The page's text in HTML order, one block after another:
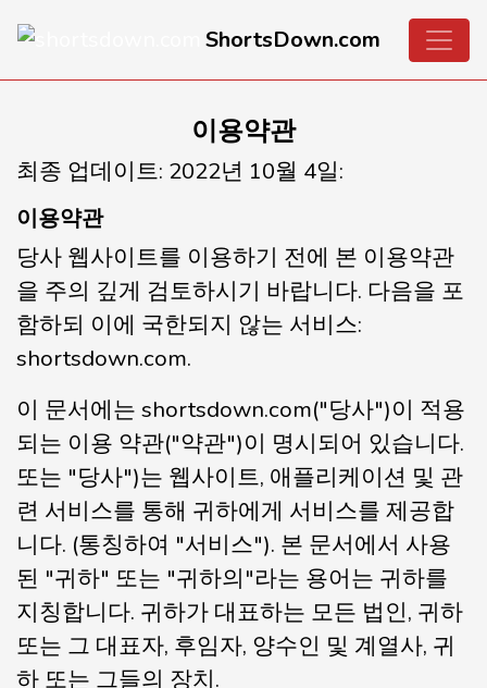
ShortsDown.com
이용약관
최종 업데이트: 2022년 10월 4일:
이용약관
당사 웹사이트를 이용하기 전에 본 이용약관
을 주의 깊게 검토하시기 바랍니다. 다음을 포
함하되 이에 국한되지 않는 서비스:
shortsdown.com.
이 문서에는 shortsdown.com("당사")이 적용
되는 이용 약관("약관")이 명시되어 있습니다.
또는 "당사")는 웹사이트, 애플리케이션 및 관
련 서비스를 통해 귀하에게 서비스를 제공합
니다. (통칭하여 "서비스"). 본 문서에서 사용
된 "귀하" 또는 "귀하의"라는 용어는 귀하를
지칭합니다. 귀하가 대표하는 모든 법인, 귀하
또는 그 대표자, 후임자, 양수인 및 계열사, 귀
하 또는 그들의 장치.